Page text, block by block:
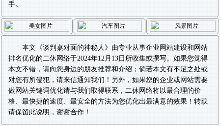
手。
本文《谈判桌对面的神秘人 》由专业从事企业网站建设和 网站
排名优化的二休网络于2024年12月13日所收集或撰写。如果您觉得
本文不错，请向您身边的朋友推荐和介绍；倘若本文有不足之处或
对您有所侵犯，请来信通知我们！另外，如果您的企业或网站需要
做网站关键词优化请与我们取得联系，二休网络将以最合理的价
格、最快捷的速度、最安全的方法为您优化出最满意的效果！转载
请保留此说明，谢谢合作！